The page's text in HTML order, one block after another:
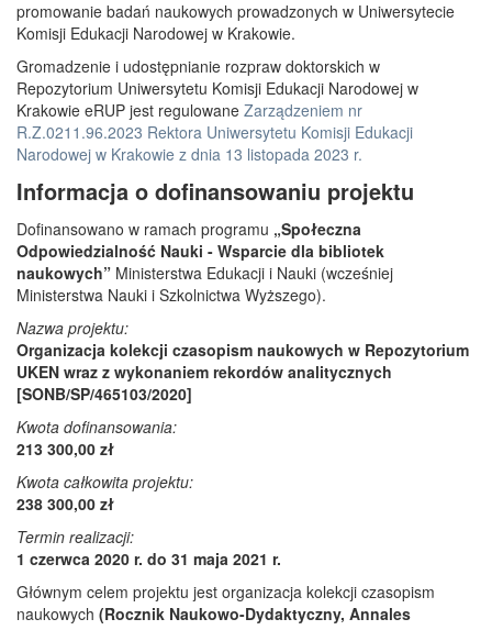
promowanie badań naukowych prowadzonych w Uniwersytecie
Komisji Edukacji Narodowej w Krakowie.
Gromadzenie i udostępnianie rozpraw doktorskich w
Repozytorium Uniwersytetu Komisji Edukacji Narodowej w
Krakowie eRUP jest regulowane Zarządzeniem nr
R.Z.0211.96.2023 Rektora Uniwersytetu Komisji Edukacji
Narodowej w Krakowie z dnia 13 listopada 2023 r.
Informacja o dofinansowaniu projektu
Dofinansowano w ramach programu „Społeczna
Odpowiedzialność Nauki - Wsparcie dla bibliotek
naukowych” Ministerstwa Edukacji i Nauki (wcześniej
Ministerstwa Nauki i Szkolnictwa Wyższego).
Nazwa projektu:
Organizacja kolekcji czasopism naukowych w Repozytorium
UKEN wraz z wykonaniem rekordów analitycznych
[SONB/SP/465103/2020]
Kwota dofinansowania:
213 300,00 zł
Kwota całkowita projektu:
238 300,00 zł
Termin realizacji:
1 czerwca 2020 r. do 31 maja 2021 r.
Głównym celem projektu jest organizacja kolekcji czasopism
naukowych (Rocznik Naukowo-Dydaktyczny, Annales